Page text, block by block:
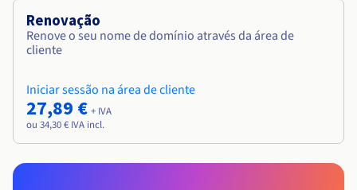
Renovação
Renove o seu nome de domínio através da área de
cliente
Iniciar sessão na área de cliente
27,89 € + IVA
ou 34,30 € IVA incl.